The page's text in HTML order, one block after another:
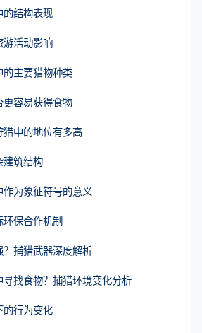
的结构表现
游活动影响
的主要猎物种类
更容易获得食物
中的地位有多高
建筑结构
为象征符号的意义
保合作机制
捕猎武器深度解析
找食物？捕猎环境变化分析
的行为变化